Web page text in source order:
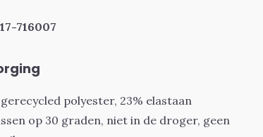
716007
polyester, 23% elastaan
op 30 graden, niet in de droger, geen